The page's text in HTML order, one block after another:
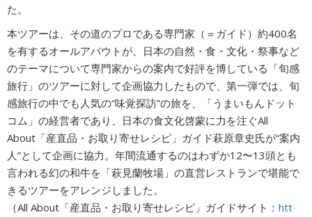
た。
本ツアーは、その道のプロである専門家（＝ガイド）約400名
を有するオールアバウトが、日本の自然・食・文化・祭事など
のテーマについて専門家からの案内で好評を博している「旬感
旅行」のツアーに対して企画協力したもので、第一弾では、旬
感旅行の中でも人気の“味覚探訪”の旅を、「うまいもんドット
コム」の経営者であり、日本の食文化啓蒙に力を注ぐAll
About「産直品・お取り寄せレシピ」ガイド萩原章史氏が“案内
人”として企画に協力。年間流通するのはわずか12〜13頭とも
言われる幻の和牛を「萩見蘭牧場」の直営レストランで堪能で
きるツアーをアレンジしました。
（All About「産直品・お取り寄せレシピ」ガイドサイト： htt